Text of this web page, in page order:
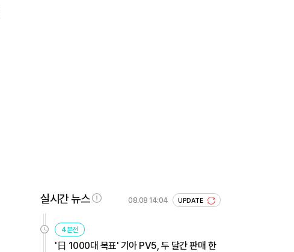
실시간 뉴스 08.08 14:04 UPDATE
4분전
'日 1000대 목표' 기아 PV5, 두 달간 판매 한